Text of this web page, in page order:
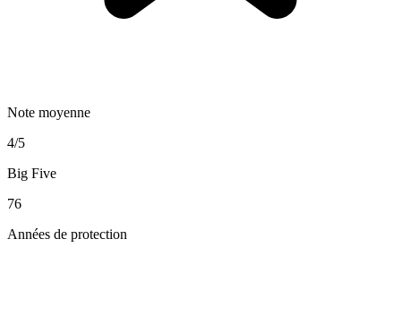
Note moyenne
4/5
Big Five
76
Années de protection